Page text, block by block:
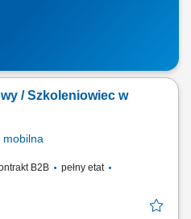
/ Szkoleniowiec w
mobilna
B2B
pełny etat